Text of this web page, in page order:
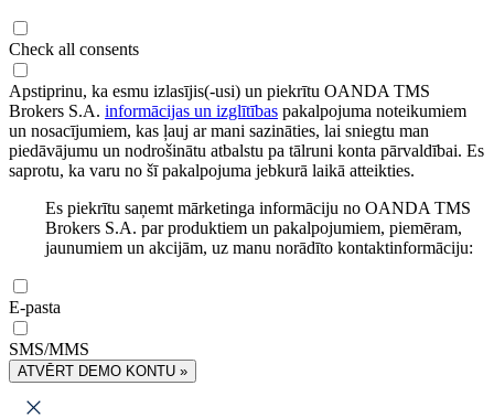
Check all consents
Apstiprinu, ka esmu izlasījis(-usi) un piekrītu OANDA TMS
Brokers S.A. informācijas un izglītības pakalpojuma noteikumiem
un nosacījumiem, kas ļauj ar mani sazināties, lai sniegtu man
piedāvājumu un nodrošinātu atbalstu pa tālruni konta pārvaldībai. Es
saprotu, ka varu no šī pakalpojuma jebkurā laikā atteikties.
Es piekrītu saņemt mārketinga informāciju no OANDA TMS
Brokers S.A. par produktiem un pakalpojumiem, piemēram,
jaunumiem un akcijām, uz manu norādīto kontaktinformāciju:
E-pasta
SMS/MMS
ATVĒRT DEMO KONTU »